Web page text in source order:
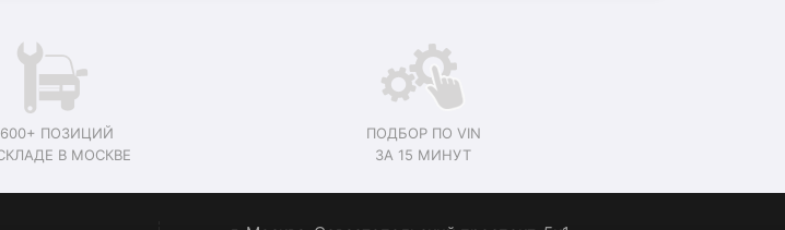
ПОЗИЦИЙ
В МОСКВЕ
ПОДБОР ПО VIN
ЗА 15 МИНУТ